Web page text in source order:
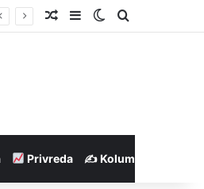
Nasumičan članak
SidebarSwitch skin
Pretraga
Privreda ✍️ Kolumne